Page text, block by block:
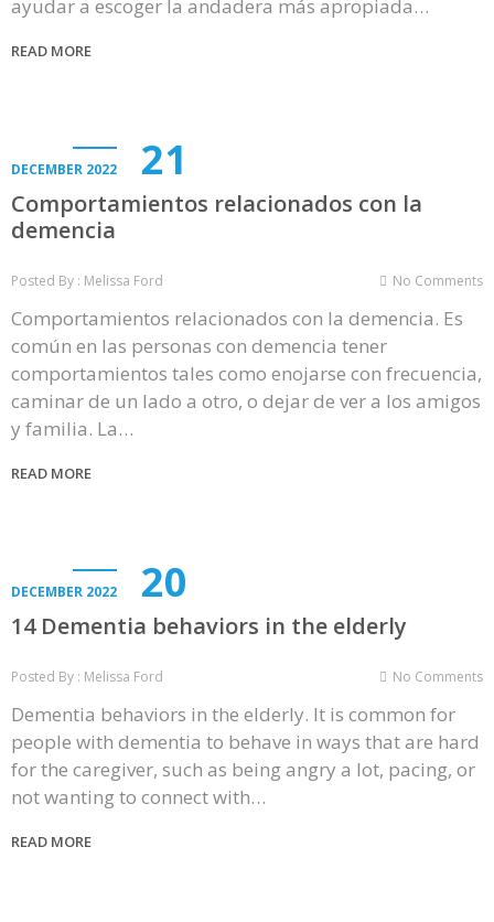
ayudar a escoger la andadera más apropiada…
READ MORE
DECEMBER 2022 21
Comportamientos relacionados con la
demencia
Posted By : Melissa Ford No Comments
Comportamientos relacionados con la demencia. Es
común en las personas con demencia tener
comportamientos tales como enojarse con frecuencia,
caminar de un lado a otro, o dejar de ver a los amigos
y familia. La…
READ MORE
DECEMBER 2022 20
14 Dementia behaviors in the elderly
Posted By : Melissa Ford No Comments
Dementia behaviors in the elderly. It is common for
people with dementia to behave in ways that are hard
for the caregiver, such as being angry a lot, pacing, or
not wanting to connect with…
READ MORE